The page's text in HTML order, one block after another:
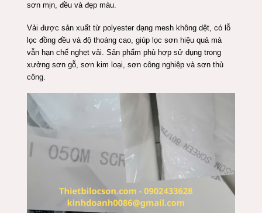
sơn mịn, đều và đẹp màu.
Vải được sản xuất từ polyester dạng mesh không dệt, có lỗ
lọc đồng đều và độ thoáng cao, giúp lọc sơn hiệu quả mà
vẫn hạn chế nghẹt vải. Sản phẩm phù hợp sử dụng trong
xưởng sơn gỗ, sơn kim loại, sơn công nghiệp và sơn thủ
công.